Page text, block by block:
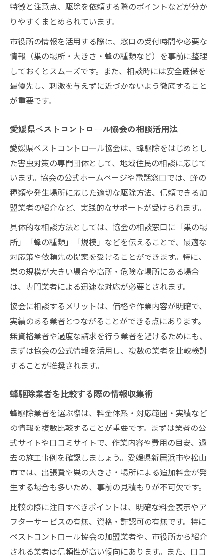
特徴と注意点、駆除を依頼する際のポイントなどが分か
りやすくまとめられています。
市役所の情報を活用する際は、窓口の受付時間や必要な
情報（巣の場所・大きさ・蜂の種類など）を事前に整理
しておくとスムーズです。また、相談時には安全確保を
最優先し、刺激を与えずに近づかないよう徹底すること
が重要です。
愛媛県ペストコントロール協会の相談活用法
愛媛県ペストコントロール協会は、蜂駆除をはじめとし
た害虫対策の専門団体として、地域住民の相談に応じて
います。協会の公式ホームページや電話窓口では、蜂の
種類や発生場所に応じた適切な駆除方法、信頼できる加
盟業者の紹介など、実践的なサポートが受けられます。
具体的な相談方法としては、協会の相談窓口に「巣の場
所」「蜂の種類」「規模」などを伝えることで、最適な
対応策や依頼先の提案を受けることができます。特に、
巣の規模が大きい場合や高所・危険な場所にある場合
は、専門業者による迅速な対応が必要とされます。
協会に相談するメリットは、価格や作業内容が明確で、
実績のある業者とつながることができる点にあります。
無資格業者や過度な請求を行う業者を避けるためにも、
まずは協会の公式情報を活用し、複数の業者を比較検討
することが推奨されます。
蜂駆除業者を比較する際の情報収集術
蜂駆除業者を選ぶ際は、料金体系・対応範囲・実績など
の情報を複数比較することが重要です。まずは業者の公
式サイトや口コミサイトで、作業内容や費用の目安、過
去の施工事例を確認しましょう。愛媛県新居浜市や松山
市では、出張費や巣の大きさ・場所による追加料金が発
生する場合も多いため、事前の見積もりが不可欠です。
比較の際に注目すべきポイントは、明確な料金表示やア
フターサービスの有無、資格・許認可の有無です。特に
ペストコントロール協会の加盟業者や、市役所から紹介
される業者は信頼性が高い傾向にあります。また、口コ